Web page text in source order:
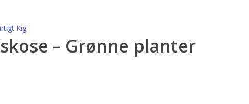
Kig
– Grønne planter